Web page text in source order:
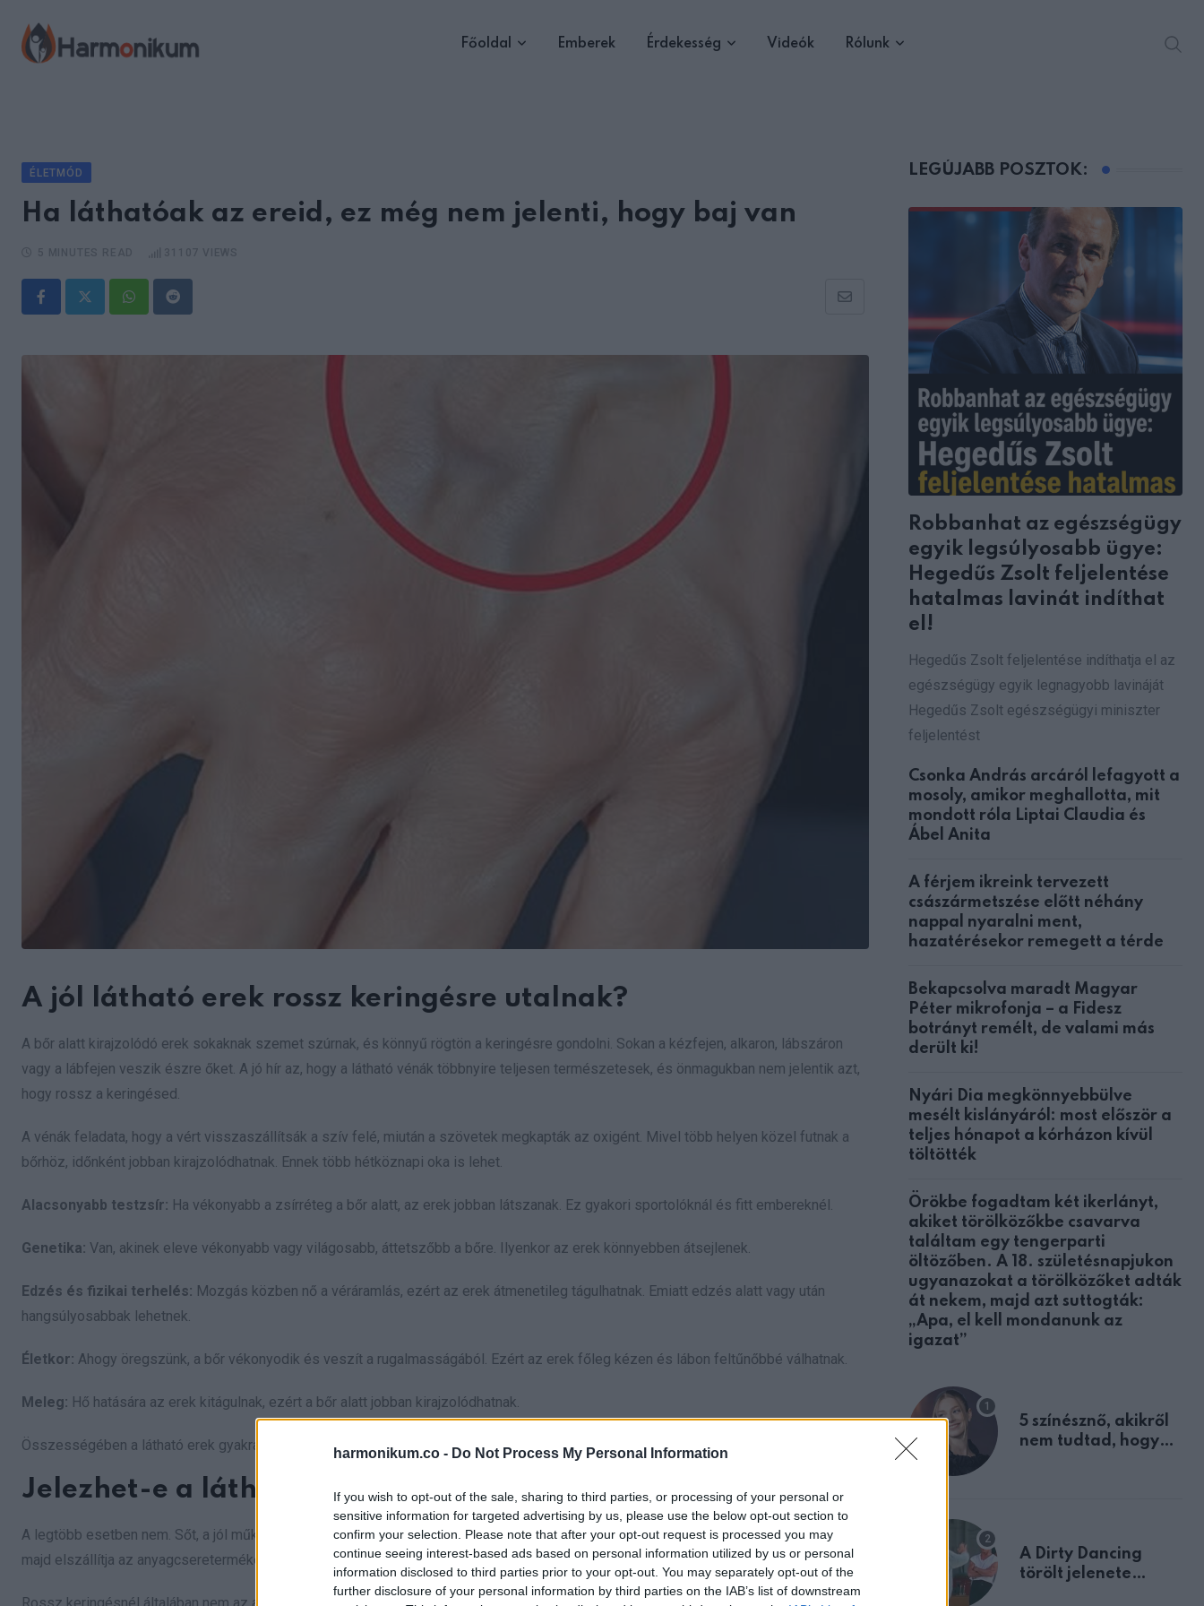
harmonikum.co - Do Not Process My Personal Information
If you wish to opt-out of the sale, sharing to third parties, or processing of your personal or
sensitive information for targeted advertising by us, please use the below opt-out section to
confirm your selection. Please note that after your opt-out request is processed you may
continue seeing interest-based ads based on personal information utilized by us or personal
information disclosed to third parties prior to your opt-out. You may separately opt-out of the
further disclosure of your personal information by third parties on the IAB’s list of downstream
content
Főoldal Emberek Érdekesség Videók Rólunk
ÉLETMÓD
Ha láthatóak az ereid, ez még nem jelenti, hogy baj van
WhatsappReddit
Share
Email
A jól látható erek rossz keringésre utalnak?
A bőr alatt kirajzolódó erek sokaknak szemet szúrnak, és könnyű rögtön a keringésre gondolni. Sokan a kézfejen, alkaron, lábszáron
vagy a lábfejen veszik észre őket. A jó hír az, hogy a látható vénák többnyire teljesen természetesek, és önmagukban nem jelentik azt,
hogy rossz a keringésed.
A vénák feladata, hogy a vért visszaszállítsák a szív felé, miután a szövetek megkapták az oxigént. Mivel több helyen közel futnak a
bőrhöz, időnként jobban kirajzolódhatnak. Ennek több hétköznapi oka is lehet.
Alacsonyabb testzsír: Ha vékonyabb a zsírréteg a bőr alatt, az erek jobban látszanak. Ez gyakori sportolóknál és fitt embereknél.
Genetika: Van, akinek eleve vékonyabb vagy világosabb, áttetszőbb a bőre. Ilyenkor az erek könnyebben átsejlenek.
Edzés és fizikai terhelés: Mozgás közben nő a véráramlás, ezért az erek átmenetileg tágulhatnak. Emiatt edzés alatt vagy után
hangsúlyosabbak lehetnek.
Életkor: Ahogy öregszünk, a bőr vékonyodik és veszít a rugalmasságából. Ezért az erek főleg kézen és lábon feltűnőbbé válhatnak.
Meleg: Hő hatására az erek kitágulnak, ezért a bőr alatt jobban kirajzolódhatnak.
Összességében a látható erek gyakran egyszerű testalkati sajátosságok, nem pedig betegség jelei.
Jelezhet-e a látható ér rossz keringést?
A legtöbb esetben nem. Sőt, a jól működő keringés azt jelenti, hogy a vér hatékonyan áramlik, eljuttatja az oxigént és a tápanyagokat,
majd elszállítja az anyagcseretermékeket.
Rossz keringésnél általában nem az a fő jel, hogy „látszanak az erek”, hanem más panaszok jelennek meg, például zsibbadás, hideg
LEGÚJABB POSZTOK:
Robbanhat az egészségügy
egyik legsúlyosabb ügye:
Hegedűs Zsolt feljelentése
hatalmas lavinát indíthat
el!
Hegedűs Zsolt feljelentése indíthatja el az
egészségügy egyik legnagyobb lavináját
Hegedűs Zsolt egészségügyi miniszter
feljelentést
Csonka András arcáról lefagyott a
mosoly, amikor meghallotta, mit
mondott róla Liptai Claudia és
Ábel Anita
A férjem ikreink tervezett
császármetszése előtt néhány
nappal nyaralni ment,
hazatérésekor remegett a térde
Bekapcsolva maradt Magyar
Péter mikrofonja – a Fidesz
botrányt remélt, de valami más
derült ki!
Nyári Dia megkönnyebbülve
mesélt kislányáról: most először a
teljes hónapot a kórházon kívül
töltötték
Örökbe fogadtam két ikerlányt,
akiket törölközőkbe csavarva
találtam egy tengerparti
öltözőben. A 18. születésnapjukon
ugyanazokat a törölközőket adták
át nekem, majd azt suttogták:
„Apa, el kell mondanunk az
igazat”
5 színésznő, akikről
nem tudtad, hogy
A Dirty Dancing
törölt jelenete